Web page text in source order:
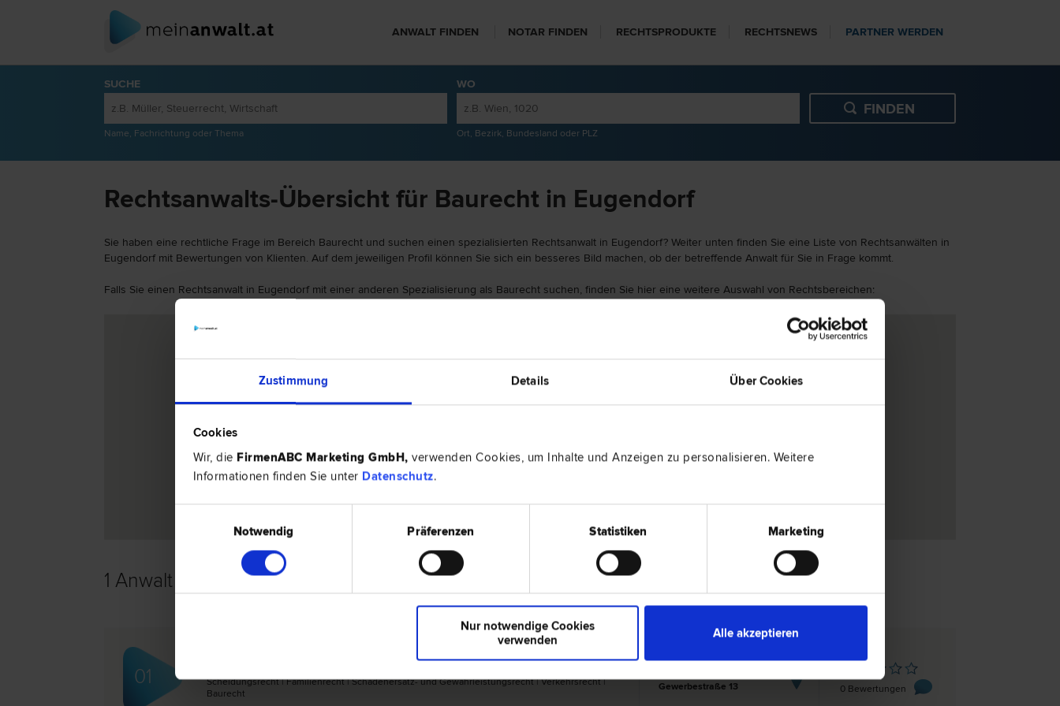
Zustimmung Details Über Cookies
Cookies
Wir, die FirmenABC Marketing GmbH, verwenden Cookies, um Inhalte und Anzeigen zu personalisieren. Weitere
Informationen finden Sie unter Datenschutz.
Notwendig
Präferenzen Statistiken Marketing
Nur notwendige Cookies
verwenden
Alle akzeptieren
ANWALT FINDEN NOTAR FINDEN RECHTSPRODUKTE RECHTSNEWS PARTNER WERDEN
SUCHE
Name, Fachrichtung oder Thema
WO
Ort, Bezirk, Bundesland oder PLZ
Rechtsanwalts-Übersicht für Baurecht in Eugendorf
Sie haben eine rechtliche Frage im Bereich Baurecht und suchen einen spezialisierten Rechtsanwalt in Eugendorf? Weiter unten finden Sie eine Liste von Rechtsanwälten in
Eugendorf mit Bewertungen von Klienten. Auf dem jeweiligen Profil können Sie sich ein besseres Bild machen, ob der betreffende Anwalt für Sie in Frage kommt.
Falls Sie einen Rechtsanwalt in Eugendorf mit einer anderen Spezialisierung als Baurecht suchen, finden Sie hier eine weitere Auswahl von Rechtsbereichen:
1 Anwalt - Baurecht in Eugendorf
01
Scheidungs­recht | Familien­recht | Schadenersatz- und Gewährleistungs­recht | Verkehrs­recht |
Bau­recht
Gewerbestraße 13 0 Bewertungen